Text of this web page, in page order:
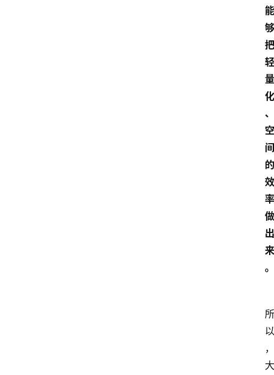
能
够
把
轻
量
化
、
空
间
的
效
率
做
出
来
。
所
以
，
大